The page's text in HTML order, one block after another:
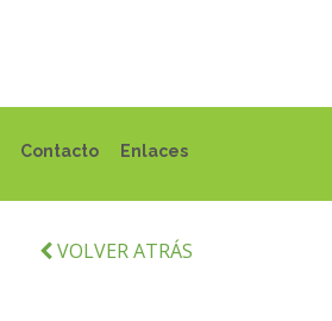
Contacto Enlaces
VOLVER ATRÁS